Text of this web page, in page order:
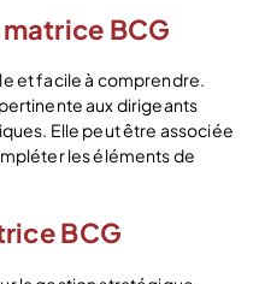
BCG
et facile à comprendre.
aux dirigeants
Elle peut être associée
les éléments de
BCG